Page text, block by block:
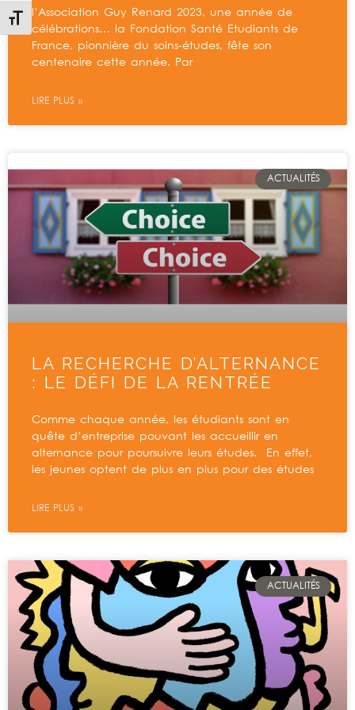
Changer la taille de la police
l’Association Guy Renard 2023, une année de
célébrations… la Fondation Santé Etudiants de
France, pionnière du soins-études, fête son
centenaire cette année. Par
LIRE PLUS »
ACTUALITÉS
LA RECHERCHE D’ALTERNANCE
: LE DÉFI DE LA RENTRÉE
Comme chaque année, les étudiants sont en
quête d’entreprise pouvant les accueillir en
alternance pour poursuivre leurs études. En effet,
les jeunes optent de plus en plus pour des études
LIRE PLUS »
ACTUALITÉS